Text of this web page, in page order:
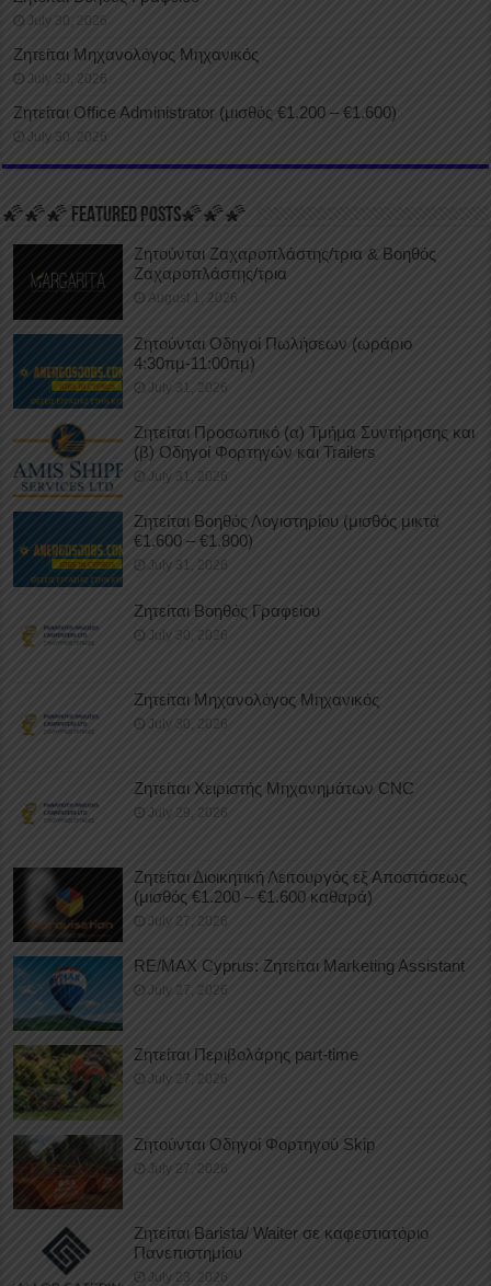
July 30, 2026
Ζητείται Μηχανολόγος Μηχανικός
July 30, 2026
Ζητείται Office Administrator (μισθός €1.200 – €1.600)
July 30, 2026
🌠🌠🌠 FEATURED POSTS🌠🌠🌠
Ζητούνται Ζαχαροπλάστης/τρια & Βοηθός
Ζαχαροπλάστης/τρια
August 1, 2026
Ζητούνται Οδηγοί Πωλήσεων (ωράριο
4:30πμ-11:00πμ)
July 31, 2026
Ζητείται Προσωπικό (α) Τμήμα Συντήρησης και
(β) Οδηγοί Φορτηγών και Trailers
July 31, 2026
Ζητείται Βοηθός Λογιστηρίου (μισθός μικτά
€1.600 – €1.800)
July 31, 2026
Ζητείται Βοηθός Γραφείου
July 30, 2026
Ζητείται Μηχανολόγος Μηχανικός
July 30, 2026
Ζητείται Χειριστής Μηχανημάτων CNC
July 29, 2026
Ζητείται Διοικητική Λειτουργός εξ Αποστάσεως
(μισθός €1.200 – €1.600 καθαρά)
July 27, 2026
RE/MAX Cyprus: Ζητείται Marketing Assistant
July 27, 2026
Ζητείται Περιβολάρης part-time
July 27, 2026
Ζητούνται Οδηγοί Φορτηγού Skip
July 27, 2026
Ζητείται Barista/ Waiter σε καφεστιατόριο
Πανεπιστημίου
July 23, 2026